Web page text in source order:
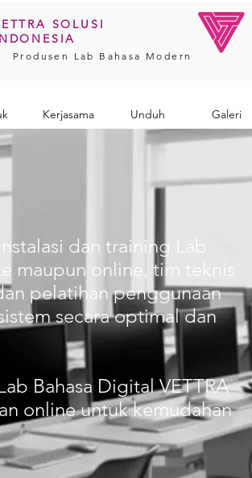
SOLUSI
Produsen Lab Bahasa Modern
Kerjasama Unduh Galeri
dan training Lab
maupun online, tim teknis
pelatihan penggunaan
secara optimal dan
Bahasa Digital VETTRA
online untuk kemudahan